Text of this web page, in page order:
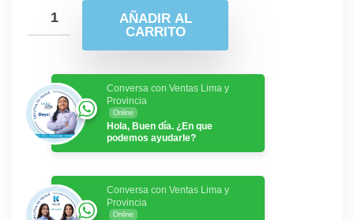
AÑADIR AL
CARRITO
Conversa con Ventas Lima y
Provincia
Online
Hola, Buen día. ¿En que
podemos ayudarle?
Conversa con Ventas Lima y
Provincia
Online